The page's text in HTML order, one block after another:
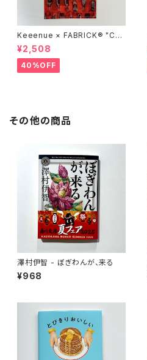
Keeenue × FABRICK®︎ "CO
MPACT SHOPPING BAG" st
acks Exclusive model
¥2,508
40%OFF
その他の商品
澤村伊智 - ぼぎわんが、来る
¥968